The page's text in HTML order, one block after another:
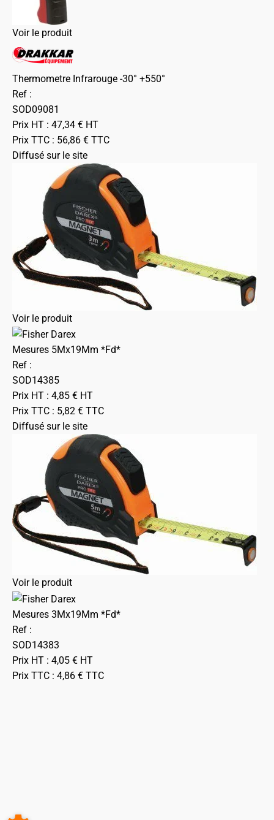
Voir le produit
Thermometre Infrarouge -30° +550°
Ref :
SOD09081
Prix HT : 47,34 € HT
Prix TTC : 56,86 € TTC
Diffusé sur le site
Voir le produit
Mesures 5Mx19Mm *Fd*
Ref :
SOD14385
Prix HT : 4,85 € HT
Prix TTC : 5,82 € TTC
Diffusé sur le site
Voir le produit
Mesures 3Mx19Mm *Fd*
Ref :
SOD14383
Prix HT : 4,05 € HT
Prix TTC : 4,86 € TTC